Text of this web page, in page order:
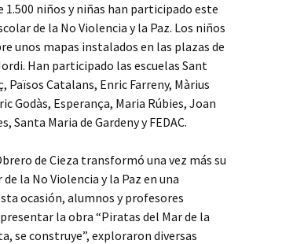
1.500 niños y niñas han participado este
de la No Violencia y la Paz. Los niños
unos mapas instalados en las plazas de
Han participado las escuelas Sant
Països Catalans, Enric Farreny, Màrius
Godàs, Esperança, Maria Rúbies, Joan
Santa Maria de Gardeny y FEDAC.
de Cieza transformó una vez más su
la No Violencia y la Paz en una
ocasión, alumnos y profesores
la obra “Piratas del Mar de la
se construye”, exploraron diversas